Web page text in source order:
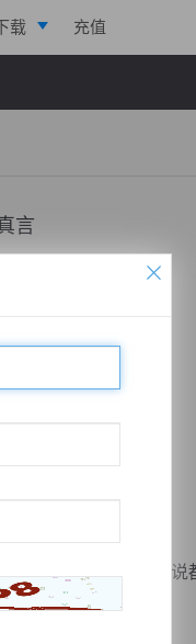
载 充值
言
02-17 23:59 字数：3025
？
择半途而废，怎么说